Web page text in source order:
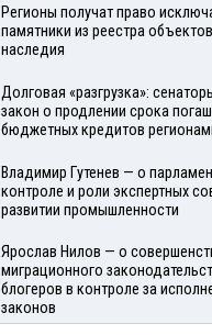
Регионы получат право
памятники из реестра
наследия
Долговая «разгрузка»:
закон о продлении срока
бюджетных кредитов
Владимир Гутенев — о
контроле и роли экспертных
развитии промышленности
Ярослав Нилов — о
миграционного
блогеров в контроле за
законов